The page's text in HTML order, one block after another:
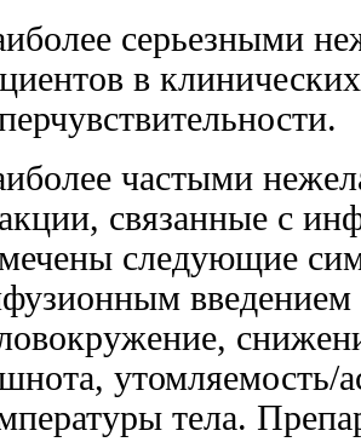
серьезными
в
частыми
связанные с
следующие
введением
утомляемость/
тела.